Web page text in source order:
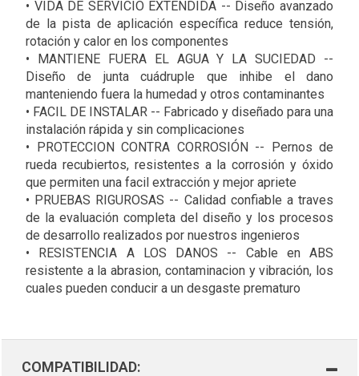
• VIDA DE SERVICIO EXTENDIDA -- Diseño avanzado
de la pista de aplicación específica reduce tensión,
rotación y calor en los componentes
• MANTIENE FUERA EL AGUA Y LA SUCIEDAD --
Diseño de junta cuádruple que inhibe el dano
manteniendo fuera la humedad y otros contaminantes
• FACIL DE INSTALAR -- Fabricado y diseñado para una
instalación rápida y sin complicaciones
• PROTECCION CONTRA CORROSIÓN -- Pernos de
rueda recubiertos, resistentes a la corrosión y óxido
que permiten una facil extracción y mejor apriete
• PRUEBAS RIGUROSAS -- Calidad confiable a traves
de la evaluación completa del diseño y los procesos
de desarrollo realizados por nuestros ingenieros
• RESISTENCIA A LOS DANOS -- Cable en ABS
resistente a la abrasion, contaminacion y vibración, los
cuales pueden conducir a un desgaste prematuro
COMPATIBILIDAD: